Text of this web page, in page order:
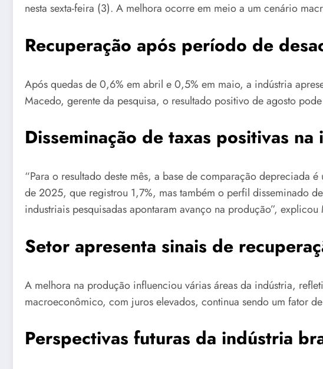
nesta sexta-feira (3). A melhora ocorre em meio a um cenário
Recuperação após período de
Após quedas de 0,6% em abril e 0,5% em maio, a indústria
Macedo, gerente da pesquisa, o resultado positivo de agosto
Disseminação de taxas positivas na
“Para o resultado deste mês, a base de comparação depreciada
de 2025, que registrou 1,7%, mas também o perfil disseminado
industriais pesquisadas apontaram avanço na produção”, explicou
Setor apresenta sinais de
A melhora na produção influenciou várias áreas da indústria,
macroeconômico, com juros elevados, continua sendo um fator
Perspectivas futuras da indústria